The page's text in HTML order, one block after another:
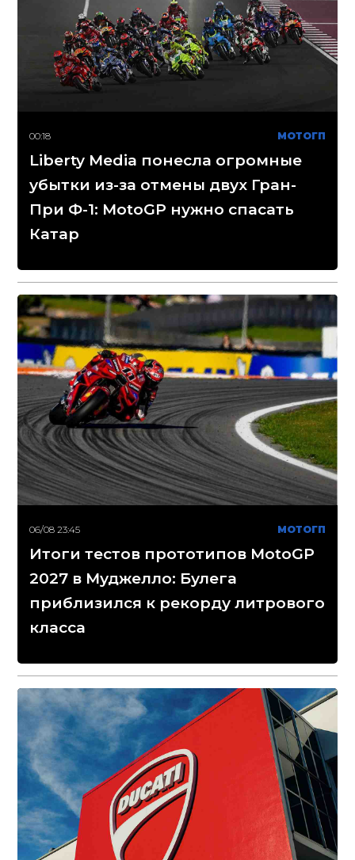
00:18 МОТОГП
Liberty Media понесла огромные
убытки из-за отмены двух Гран-
При Ф-1: MotoGP нужно спасать
Катар
06/08 23:45 МОТОГП
Итоги тестов прототипов MotoGP
2027 в Муджелло: Булега
приблизился к рекорду литрового
класса